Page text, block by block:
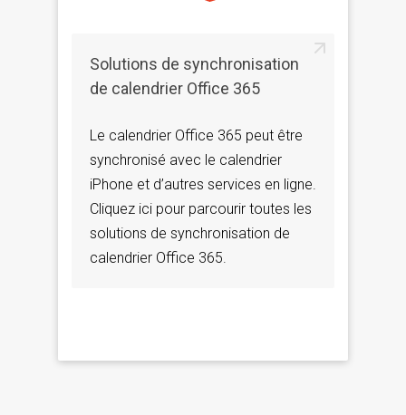
Solutions de synchronisation
de calendrier Office 365
Le calendrier Office 365 peut être
synchronisé avec le calendrier
iPhone et d’autres services en ligne.
Cliquez ici pour parcourir toutes les
solutions de synchronisation de
calendrier Office 365.